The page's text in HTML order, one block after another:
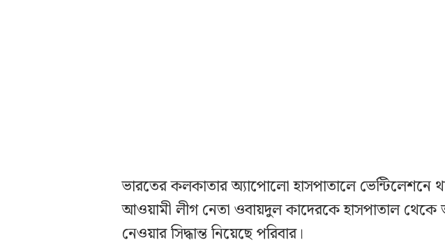
ভারতের কলকাতার অ্যাপোলো হাসপাতালে ভেন্টিলেশনে
আওয়ামী লীগ নেতা ওবায়দুল কাদেরকে হাসপাতাল থেকে
নেওয়ার সিদ্ধান্ত নিয়েছে পরিবার।